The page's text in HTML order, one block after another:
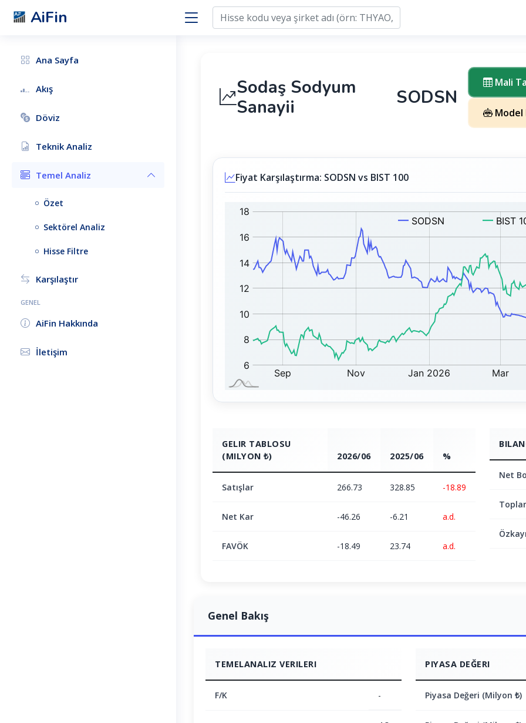
AiFin
Ana Sayfa
Akış
Döviz
Teknik Analiz
Temel Analiz
Özet
Sektörel Analiz
Hisse Filtre
Karşılaştır
GENEL
AiFin Hakkında
İletişim
Sodaş Sodyum
Sanayii
SODSN
Mali
Model
Fiyat Karşılaştırma: SODSN vs BIST 100
GELIR TABLOSU
(MILYON ₺)
2026/06 2025/06 %
Satışlar 266.73 328.85 -18.89
Net Kar -46.26 -6.21 a.d.
FAVÖK -18.49 23.74 a.d.
Net
Genel Bakış
TEMELANALIZ VERILERI
F/K -
PIYASA DEĞERI
Piyasa Değeri (Milyon ₺)